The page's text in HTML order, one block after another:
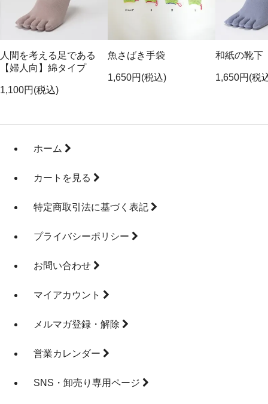
人間を考える足である
【婦人向】綿タイプ
1,100円(税込)
魚さばき手袋
1,650円(税込)
和紙の靴下
1,650円(税
ホーム
カートを見る
特定商取引法に基づく表記
プライバシーポリシー
お問い合わせ
マイアカウント
メルマガ登録・解除
営業カレンダー
SNS・卸売り専用ページ